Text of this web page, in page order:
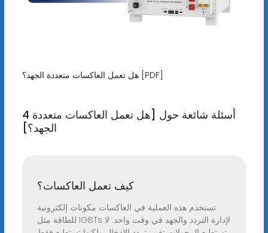
هل تعمل العاكسات متعددة الجهد؟ [PDF]
4 أسئلة شائعة حول [هل تعمل العاكسات متعددة
الجهد؟]
كيف تعمل العاكسات؟
تستخدم هذه العملية في العاكسات مكونات إلكترونية
للطاقة مثل IGBTs لإدارة التردد والجهد في وقت واحد. لا